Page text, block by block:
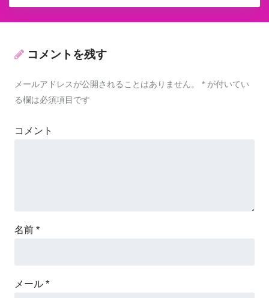
コメントを残す
メールアドレスが公開されることはありません。 * が付いてい
る欄は必須項目です
コメント
名前 *
メール *